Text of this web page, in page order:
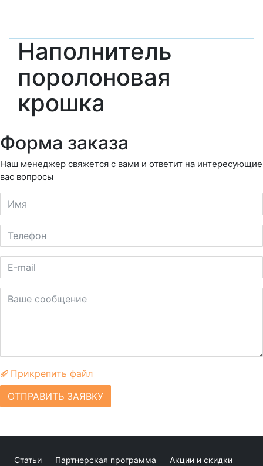
Наполнитель
поролоновая
крошка
Форма заказа
Наш менеджер свяжется с вами и ответит на интересующие
вас вопросы
Прикрепить файл
ОТПРАВИТЬ ЗАЯВКУ
Статьи Партнерская программа Акции и скидки